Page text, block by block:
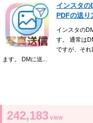
インスタの
PDFの送り
インスタの
す。 通常は
ですが、それ
ます。 DMに送...
242,183 view